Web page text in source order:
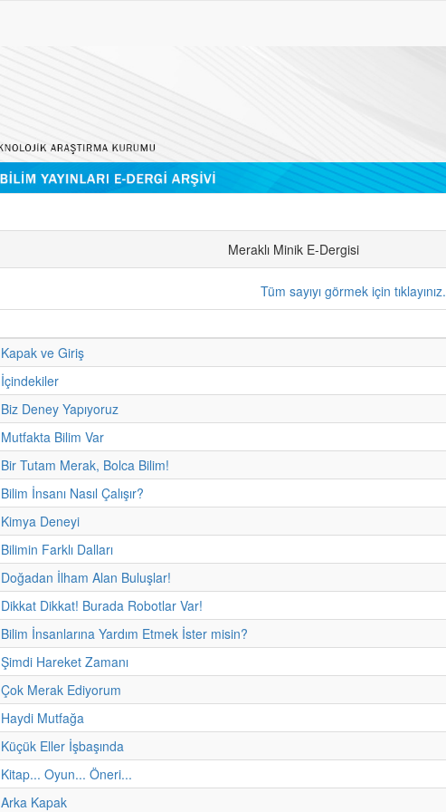
Meraklı Minik E-Dergisi
Tüm sayıyı görmek için tıklayınız.
Kapak ve Giriş
İçindekiler
Biz Deney Yapıyoruz
Mutfakta Bilim Var
Bir Tutam Merak, Bolca Bilim!
Bilim İnsanı Nasıl Çalışır?
Kimya Deneyi
Bilimin Farklı Dalları
Doğadan İlham Alan Buluşlar!
Dikkat Dikkat! Burada Robotlar Var!
Bilim İnsanlarına Yardım Etmek İster misin?
Şimdi Hareket Zamanı
Çok Merak Ediyorum
Haydi Mutfağa
Küçük Eller İşbaşında
Kitap... Oyun... Öneri...
Arka Kapak